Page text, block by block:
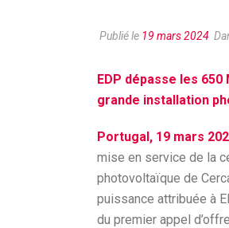
Publié le 19 mars 2024
EDP dépasse les
grande installation
Portugal, 19 mars
mise en service de la
photovoltaïque de
puissance attribuée à
du premier appel